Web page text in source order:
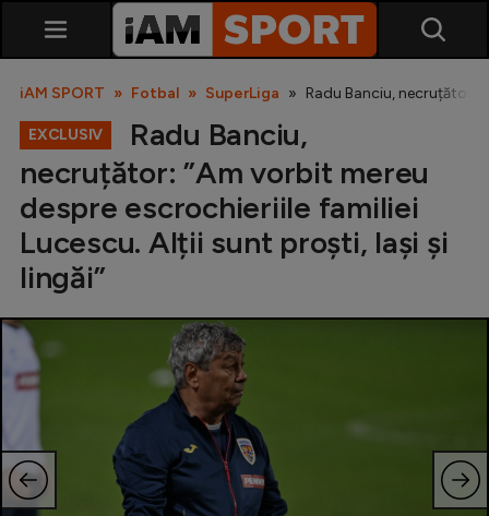
Liga 2
Cupa României
Echipa Națională
Fotbal feminin
iAM SPORT Fotbal SuperLiga Radu Banciu, necruțător:
EXCLUSIV
Radu Banciu,
necruțător: ”Am vorbit mereu
despre escrochieriile familiei
Lucescu. Alții sunt proști, lași și
lingăi”